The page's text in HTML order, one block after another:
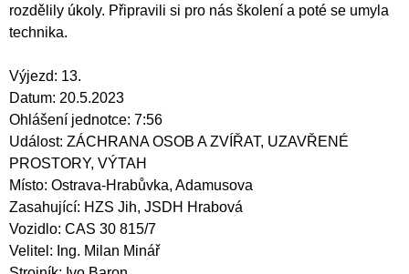
rozdělily úkoly. Připravili si pro nás školení a poté se umyla
technika.
Výjezd: 13.
Datum: 20.5.2023
Ohlášení jednotce: 7:56
Událost: ZÁCHRANA OSOB A ZVÍŘAT, UZAVŘENÉ
PROSTORY, VÝTAH
Místo: Ostrava-Hrabůvka, Adamusova
Zasahující: HZS Jih, JSDH Hrabová
Vozidlo: CAS 30 815/7
Velitel: Ing. Milan Minář